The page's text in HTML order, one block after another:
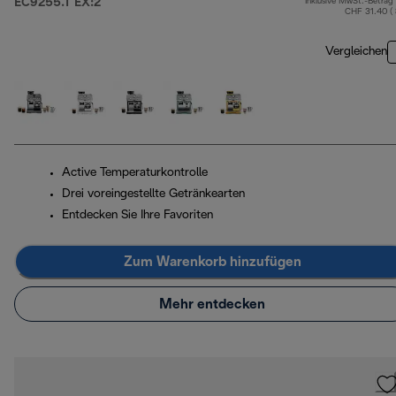
EC9255.T EX:2
Inklusive MwSt.-Betrag
CHF 31.40 (
Vergleichen
Active Temperaturkontrolle
Drei voreingestellte Getränkearten
Entdecken Sie Ihre Favoriten
Zum Warenkorb hinzufügen
Mehr entdecken